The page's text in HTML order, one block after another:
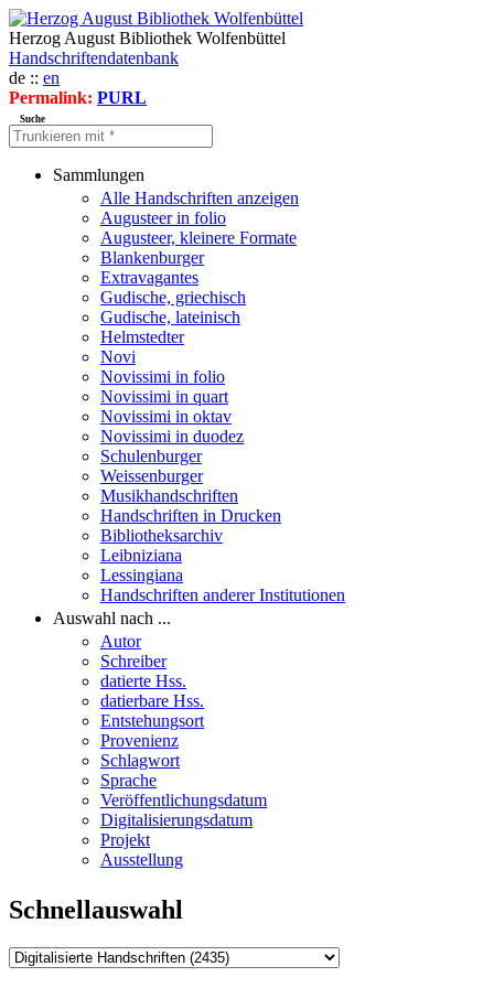
Herzog August Bibliothek Wolfenbüttel
Handschriftendatenbank
de :: en
Permalink: PURL
Suche
Sammlungen
Alle Handschriften anzeigen
Augusteer in folio
Augusteer, kleinere Formate
Blankenburger
Extravagantes
Gudische, griechisch
Gudische, lateinisch
Helmstedter
Novi
Novissimi in folio
Novissimi in quart
Novissimi in oktav
Novissimi in duodez
Schulenburger
Weissenburger
Musikhandschriften
Handschriften in Drucken
Bibliotheksarchiv
Leibniziana
Lessingiana
Handschriften anderer Institutionen
Auswahl nach ...
Autor
Schreiber
datierte Hss.
datierbare Hss.
Entstehungsort
Provenienz
Schlagwort
Sprache
Veröffentlichungsdatum
Digitalisierungsdatum
Projekt
Ausstellung
Schnellauswahl